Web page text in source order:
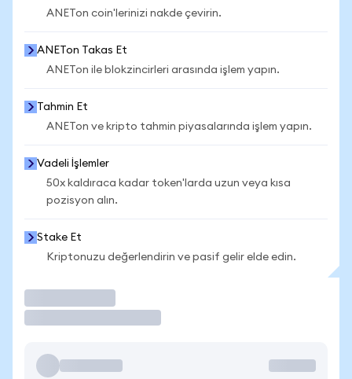
ANETon coin'lerinizi nakde çevirin.
ANETon Takas Et
ANETon ile blokzincirleri arasında işlem yapın.
Tahmin Et
ANETon ve kripto tahmin piyasalarında işlem yapın.
Vadeli İşlemler
50x kaldıraca kadar token'larda uzun veya kısa
pozisyon alın.
Stake Et
Kriptonuzu değerlendirin ve pasif gelir elde edin.